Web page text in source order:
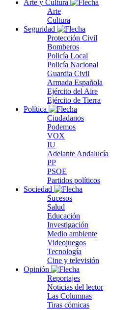
Arte y Cultura
Arte
Cultura
Seguridad
Protección Civil
Bomberos
Policía Local
Policía Nacional
Guardia Civil
Armada Española
Ejército del Aire
Ejército de Tierra
Política
Ciudadanos
Podemos
VOX
IU
Adelante Andalucía
PP
PSOE
Partidos políticos
Sociedad
Sucesos
Salud
Educación
Investigación
Medio ambiente
Videojuegos
Tecnología
Cine y televisión
Opinión
Reportajes
Noticias del lector
Las Columnas
Tiras cómicas